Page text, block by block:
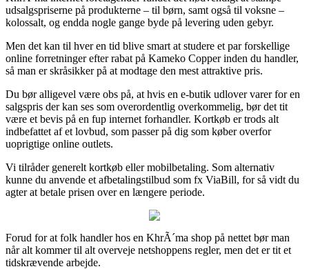
udsalgspriserne på produkterne – til børn, samt også til voksne –
kolossalt, og endda nogle gange byde på levering uden gebyr.
Men det kan til hver en tid blive smart at studere et par forskellige
online forretninger efter rabat på Kameko Copper inden du handler,
så man er skråsikker på at modtage den mest attraktive pris.
Du bør alligevel være obs på, at hvis en e-butik udlover varer for en
salgspris der kan ses som overordentlig overkommelig, bør det tit
være et bevis på en fup internet forhandler. Kortkøb er trods alt
indbefattet af et lovbud, som passer på dig som køber overfor
uoprigtige online outlets.
Vi tilråder generelt kortkøb eller mobilbetaling. Som alternativ
kunne du anvende et afbetalingstilbud som fx ViaBill, for så vidt du
agter at betale prisen over en længere periode.
Forud for at folk handler hos en KhrÃ´ma shop på nettet bør man
når alt kommer til alt overveje netshoppens regler, men det er tit et
tidskrævende arbejde.